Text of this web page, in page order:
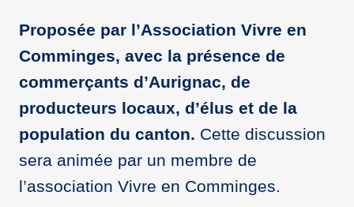
Proposée par l’Association Vivre en
Comminges, avec la présence de
commerçants d’Aurignac, de
producteurs locaux, d’élus et de la
population du canton. Cette discussion
sera animée par un membre de
l’association Vivre en Comminges.